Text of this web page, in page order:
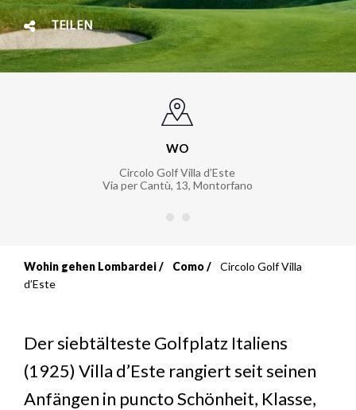
TEILEN
WO
Circolo Golf Villa d’Este
Via per Cantù, 13, Montorfano
Breadcrumb
Wohin gehen Lombardei Como
Circolo Golf Villa
d’Este
Der siebtälteste Golfplatz Italiens
(1925) Villa d’Este rangiert seit seinen
Anfängen in puncto Schönheit, Klasse,